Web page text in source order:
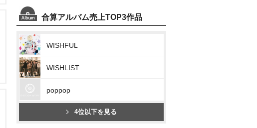
合算アルバム売上TOP3作品
WISHFUL
WISHLIST
poppop
4位以下を見る